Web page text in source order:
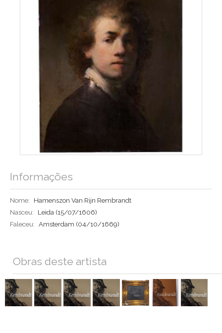
Informações
Nome:
Hamenszon Van Rijn Rembrandt
Nasceu:
Leida (15/07/1606)
Faleceu: Amsterdam (04/10/1669)
Obras deste artista